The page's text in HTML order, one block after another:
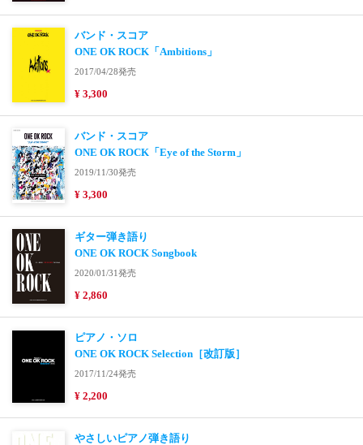
バンド・スコア
ONE OK ROCK「Ambitions」
2017/04/28発売
¥ 3,300
バンド・スコア
ONE OK ROCK「Eye of the Storm」
2019/11/30発売
¥ 3,300
ギター弾き語り
ONE OK ROCK Songbook
2020/01/31発売
¥ 2,860
ピアノ・ソロ
ONE OK ROCK Selection［改訂版］
2017/11/24発売
¥ 2,200
やさしいピアノ弾き語り